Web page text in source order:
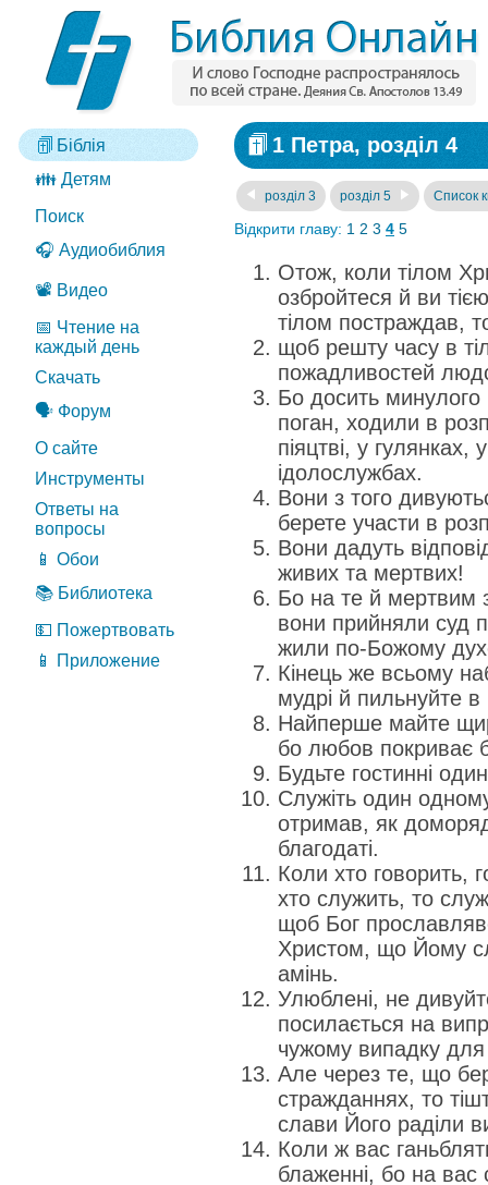
Біблія
👪 Детям
Поиск
🎧 Аудиобиблия
📽️ Видео
📅 Чтение на
каждый день
Скачать
🗣️ Форум
О сайте
Инструменты
Ответы на
вопросы
📱 Обои
📚 Библиотека
💵 Пожертвовать
📱 Приложение
1 Петра, розділ 4
розділ 3 розділ 5 Список
Відкрити главу: 1 2 3 4 5
Отож, коли тілом
озбройтеся й ви
тілом постраждав,
щоб решту часу в
пожадливостей
Бо досить
поган, ходили в
піяцтві, у гулянках,
ідолослужбах.
Вони з того
берете участи в
Вони дадуть
живих та мертвих!
Бо на те й мертвим
вони прийняли суд
жили по-Божому
Кінець же всьому
мудрі й пильнуйте
Найперше майте
бо любов покриває
Будьте гостинні
Служіть один
отримав, як
благодаті.
Коли хто говорить,
хто служить, то
щоб Бог
Христом, що Йому
амінь.
Улюблені, не
посилається на
чужому випадку
Але через те, що
стражданнях, то
слави Його раділи
Коли ж вас
блаженні, бо на